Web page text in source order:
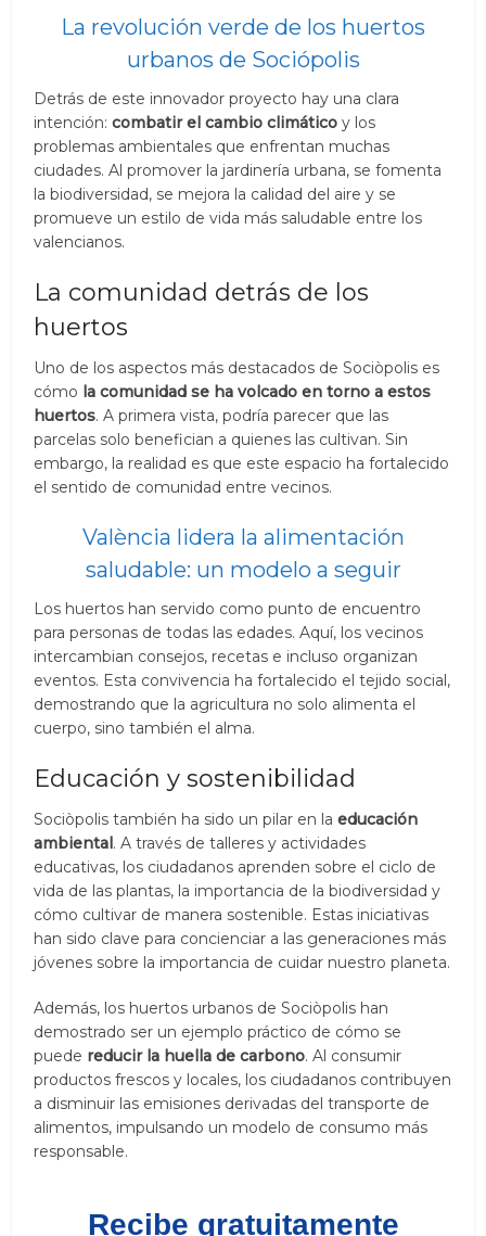
La revolución verde de los huertos
urbanos de Sociópolis
Detrás de este innovador proyecto hay una clara
intención:combatir el cambio climático y los
problemas ambientales que enfrentan muchas
ciudades. Al promover la jardinería urbana, se fomenta
la biodiversidad, se mejora la calidad del aire y se
promueve un estilo de vida más saludable entre los
valencianos.
La comunidad detrás de los
huertos
Uno de los aspectos más destacados de Sociòpolis es
cómo la comunidad se ha volcado en torno a estos
huertos. A primera vista, podría parecer que las
parcelas solo benefician a quienes las cultivan. Sin
embargo, la realidad es que este espacio ha fortalecido
el sentido de comunidad entre vecinos.
València lidera la alimentación
saludable: un modelo a seguir
Los huertos han servido como punto de encuentro
para personas de todas las edades. Aquí, los vecinos
intercambian consejos, recetas e incluso organizan
eventos. Esta convivencia ha fortalecido el tejido social,
demostrando que la agricultura no solo alimenta el
cuerpo, sino también el alma.
Educación y sostenibilidad
Sociòpolis también ha sido un pilar en laeducación
ambiental . A través de talleres y actividades
educativas, los ciudadanos aprenden sobre el ciclo de
vida de las plantas, la importancia de la biodiversidad y
cómo cultivar de manera sostenible. Estas iniciativas
han sido clave para concienciar a las generaciones más
jóvenes sobre la importancia de cuidar nuestro planeta.
Además, los huertos urbanos de Sociòpolis han
demostrado ser un ejemplo práctico de cómo se
puede reducir la huella de carbono. Al consumir
productos frescos y locales, los ciudadanos contribuyen
a disminuir las emisiones derivadas del transporte de
alimentos, impulsando un modelo de consumo más
responsable.